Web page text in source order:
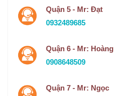
Quận 5 - Mr: Đạt
0932489685
Quận 6 - Mr: Hoàng
0908648509
Quận 7 - Mr: Ngọc